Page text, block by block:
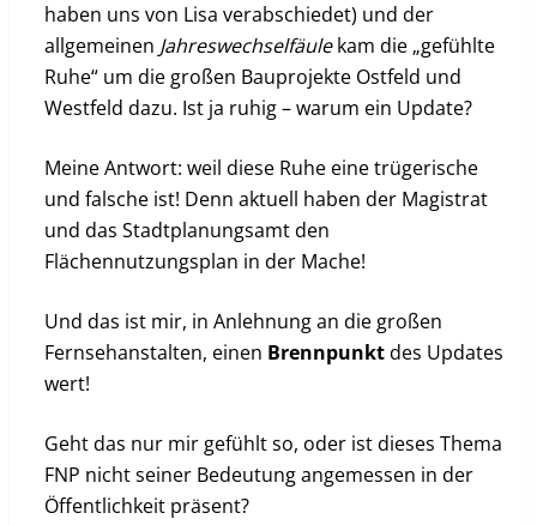
haben uns von Lisa verabschiedet) und der
allgemeinen Jahreswechselfäulekam die „gefühlte
Ruhe“ um die großen Bauprojekte Ostfeld und
Westfeld dazu. Ist ja ruhig – warum ein Update?
Meine Antwort: weil diese Ruhe eine trügerische
und falsche ist! Denn aktuell haben der Magistrat
und das Stadtplanungsamt den
Flächennutzungsplan in der Mache!
Und das ist mir, in Anlehnung an die großen
Fernsehanstalten, einen Brennpunktdes Updates
wert!
Geht das nur mir gefühlt so, oder ist dieses Thema
FNP nicht seiner Bedeutung angemessen in der
Öffentlichkeit präsent?